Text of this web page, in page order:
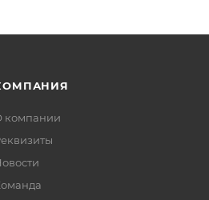
компании